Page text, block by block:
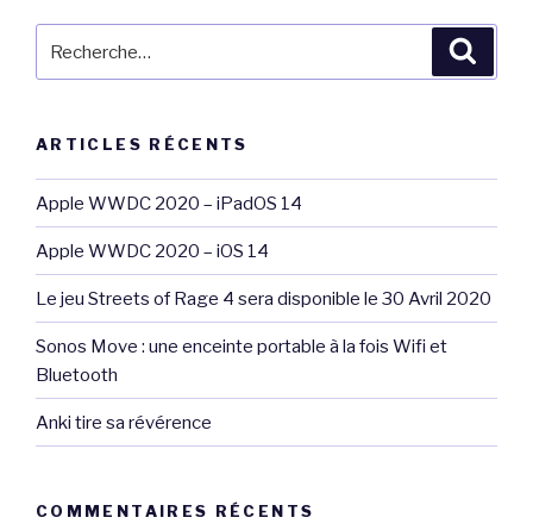
ARTICLES RÉCENTS
Apple WWDC 2020 – iPadOS 14
Apple WWDC 2020 – iOS 14
Le jeu Streets of Rage 4 sera disponible le 30 Avril 2020
Sonos Move : une enceinte portable à la fois Wifi et
Bluetooth
Anki tire sa révérence
COMMENTAIRES RÉCENTS